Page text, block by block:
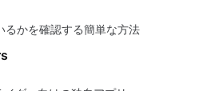
るかを確認する簡単な方法